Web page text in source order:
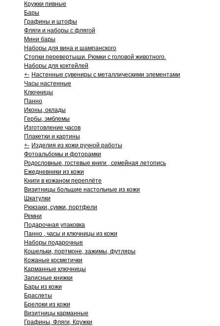
Кружки пивные
Бары
Графины и штофы
Фляги и наборы с флягой
Мини бары
Наборы для вина и шампанского
Стопки перевертыши. Рюмки с головой животного.
Наборы для коктейлей
+- Настенные сувениры с металлическими элементами
Часы настенные
Ключницы
Панно
Иконы, оклады
Гербы, эмблемы
Изготовление часов
Плакетки и картины
+- Изделия из кожи ручной работы
Фотоальбомы и фоторамки
Родословные, гостевые книги , семейная летопись
Ежедневники из кожи
Книги в кожаном переплёте
Визитницы большие настольные из кожи
Шкатулки
Рюкзаки, сумки, портфели
Ремни
Подарочная упаковка
Панно , часы и ключницы из кожи
Наборы подарочные
Кошельки, портмоне, зажимы, футляры
Кожаные косметички
Карманные ключницы
Записные книжки
Бары из кожи
Браслеты
Брелоки из кожи
Визитницы карманные
Графины, Фляги, Кружки